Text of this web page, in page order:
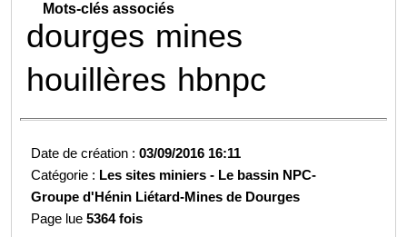
Mots-clés associés
dourges mines
houillères hbnpc
Date de création :03/09/2016 16:11
Catégorie : Les sites miniers - Le bassin NPC-
Groupe d'Hénin Liétard-Mines de Dourges
Page lue5364 fois